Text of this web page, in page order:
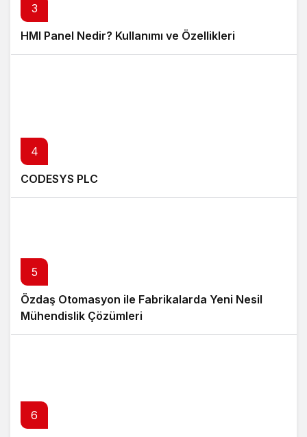
3
HMI Panel Nedir? Kullanımı ve Özellikleri
4
CODESYS PLC
5
Özdaş Otomasyon ile Fabrikalarda Yeni Nesil
Mühendislik Çözümleri
6
7